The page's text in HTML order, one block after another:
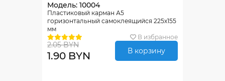
Модель: 10004
Пластиковый карман А5
горизонтальный самоклеящийся 225х155
мм
В избранное
2.05 BYN
1.90 BYN В корзину